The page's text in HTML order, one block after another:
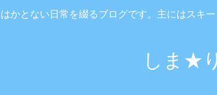
かとない日常を綴るブログです。主にはスキ
しま★